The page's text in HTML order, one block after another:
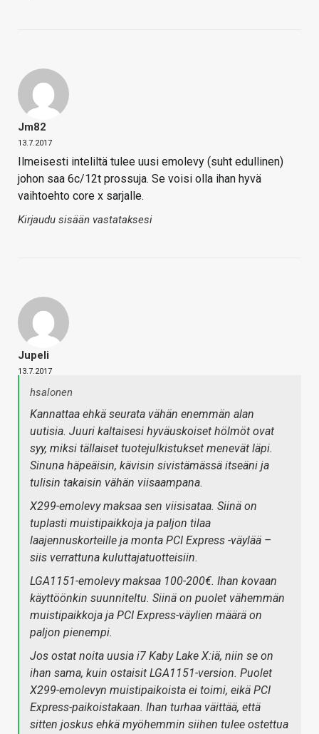
Jm82
13.7.2017
Ilmeisesti inteliltä tulee uusi emolevy (suht edullinen)
johon saa 6c/12t prossuja. Se voisi olla ihan hyvä
vaihtoehto core x sarjalle.
Kirjaudu sisään vastataksesi
Jupeli
13.7.2017
hsalonen
Kannattaa ehkä seurata vähän enemmän alan
uutisia. Juuri kaltaisesi hyväuskoiset hölmöt ovat
syy, miksi tällaiset tuotejulkistukset menevät läpi.
Sinuna häpeäisin, kävisin sivistämässä itseäni ja
tulisin takaisin vähän viisaampana.
X299-emolevy maksaa sen viisisataa. Siinä on
tuplasti muistipaikkoja ja paljon tilaa
laajennuskorteille ja monta PCI Express -väylää –
siis verrattuna kuluttajatuotteisiin.
LGA1151-emolevy maksaa 100-200€. Ihan kovaan
käyttöönkin suunniteltu. Siinä on puolet vähemmän
muistipaikkoja ja PCI Express-väylien määrä on
paljon pienempi.
Jos ostat noita uusia i7 Kaby Lake X:iä, niin se on
ihan sama, kuin ostaisit LGA1151-version. Puolet
X299-emolevyn muistipaikoista ei toimi, eikä PCI
Express-paikoistakaan. Ihan turhaa väittää, että
sitten joskus ehkä myöhemmin siihen tulee ostettua